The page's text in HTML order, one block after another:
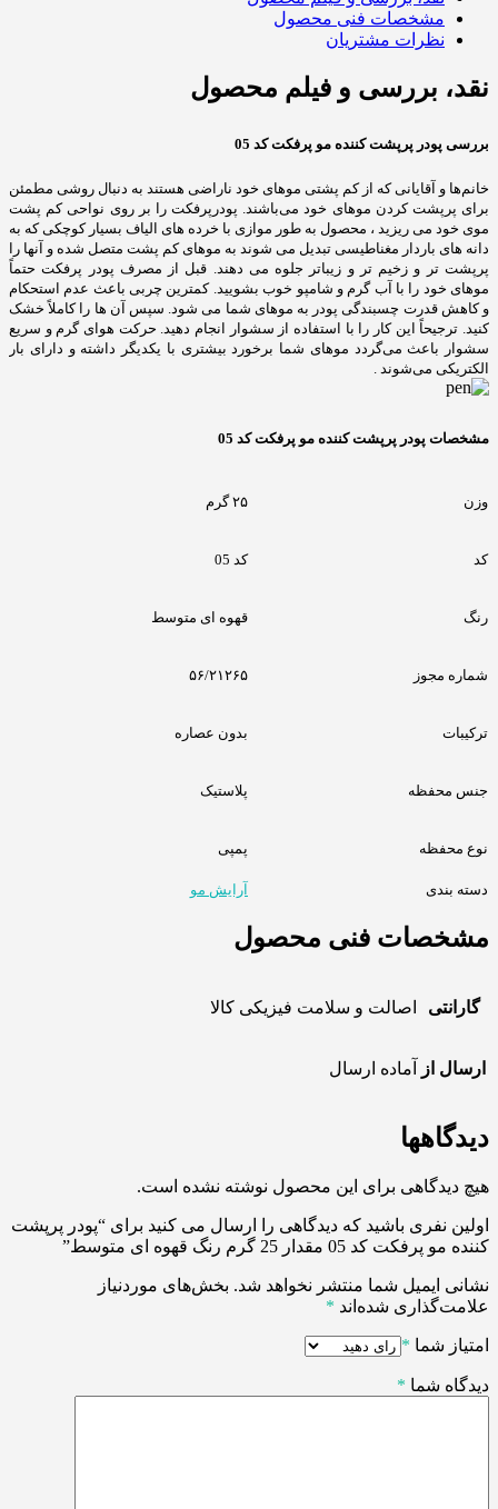
مشخصات فنی محصول
نظرات مشتریان
نقد، بررسی و فیلم محصول
بررسی پودر پرپشت کننده مو پرفکت کد 05
خانم‌ها و آقایانی که از کم پشتی مو‌های خود ناراضی هستند به دنبال روشی مطمئن
برای پرپشت کردن مو‌های خود می‌باشند. پودرپرفکت را بر روی نواحی کم پشت
موی خود می ریزید ، محصول به طور موازی با خرده های الیاف بسیار کوچکی که به
دانه های باردار مغناطیسی تبدیل می شوند به موهای کم پشت متصل شده و آنها را
پرپشت تر و زخیم تر و زیباتر جلوه می دهند. قبل از مصرف پودر پرفکت حتماً
موهای خود را با آب گرم و شامپو خوب بشویید. کمترین چربی باعث عدم استحکام
و کاهش قدرت چسبندگی پودر به موهای شما می شود. سپس آن ها را کاملاً خشک
کنید. ترجیحاً این کار را با استفاده از سشوار انجام دهید. حرکت هوای گرم و سریع
سشوار باعث می‌گردد موهای شما برخورد بیشتری با یکدیگر داشته و دارای بار
الکتریکی می‌شوند .
مشخصات پودر پرپشت کننده مو پرفکت کد 05
وزن ۲۵ گرم
کد کد 05
رنگ قهوه ای متوسط
شماره مجوز ۵۶/۲۱۲۶۵
ترکیبات بدون عصاره
جنس محفظه پلاستیک
نوع محفظه پمپی
دسته بندی آرایش مو
مشخصات فنی محصول
گارانتی اصالت و سلامت فیزیکی کالا
ارسال از آماده ارسال
دیدگاهها
هیچ دیدگاهی برای این محصول نوشته نشده است.
اولین نفری باشید که دیدگاهی را ارسال می کنید برای “پودر پرپشت
کننده مو پرفکت کد 05 مقدار 25 گرم رنگ قهوه ای متوسط”
نشانی ایمیل شما منتشر نخواهد شد. بخش‌های موردنیاز
علامت‌گذاری شده‌اند *
امتیاز شما *
دیدگاه شما *